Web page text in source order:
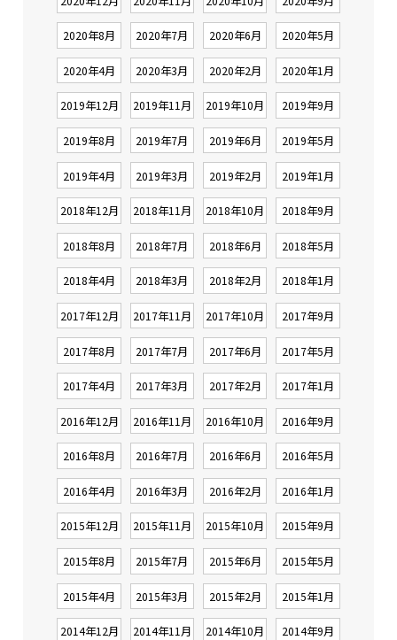
2020年8月 2020年7月 2020年6月 2020年5月
2020年4月 2020年3月 2020年2月 2020年1月
2019年12月 2019年11月 2019年10月 2019年9月
2019年8月 2019年7月 2019年6月 2019年5月
2019年4月 2019年3月 2019年2月 2019年1月
2018年12月 2018年11月 2018年10月 2018年9月
2018年8月 2018年7月 2018年6月 2018年5月
2018年4月 2018年3月 2018年2月 2018年1月
2017年12月 2017年11月 2017年10月 2017年9月
2017年8月 2017年7月 2017年6月 2017年5月
2017年4月 2017年3月 2017年2月 2017年1月
2016年12月 2016年11月 2016年10月 2016年9月
2016年8月 2016年7月 2016年6月 2016年5月
2016年4月 2016年3月 2016年2月 2016年1月
2015年12月 2015年11月 2015年10月 2015年9月
2015年8月 2015年7月 2015年6月 2015年5月
2015年4月 2015年3月 2015年2月 2015年1月
2014年12月 2014年11月 2014年10月 2014年9月